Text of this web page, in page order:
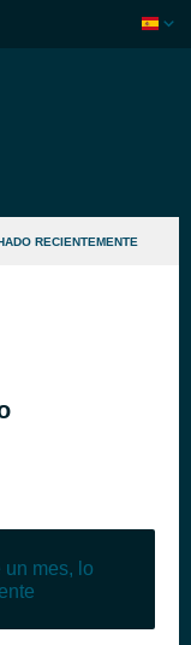
RECIENTEMENTE
mes, lo